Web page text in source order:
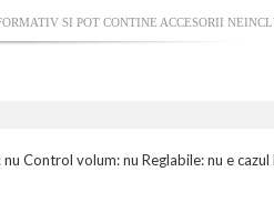
SI POT CONTINE ACCESORII
Control volum: nu Reglabile: nu e